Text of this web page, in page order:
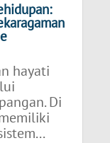
hayati
Di